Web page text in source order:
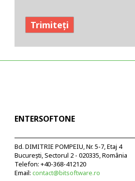
ENTERSOFTONE
Bd. DIMITRIE POMPEIU, Nr. 5-7, Etaj 4
București, Sectorul 2 - 020335, România
Telefon: +40-368-412120
Email: contact@bitsoftware.ro